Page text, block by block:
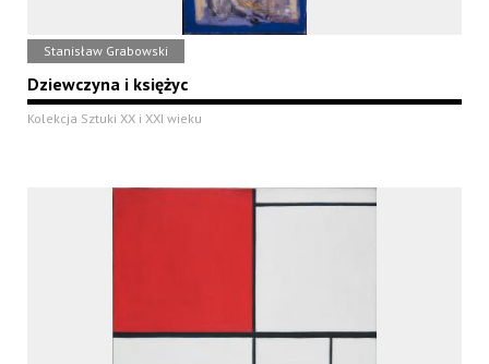
Stanisław Grabowski
Dziewczyna i księżyc
Kolekcja Sztuki XX i XXI wieku